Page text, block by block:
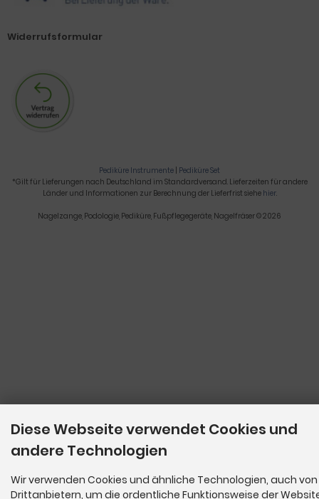
Widerrufsformular
Pediküre Instrumente | Pediküre Set
*Gilt für Lieferungen nach Deutschland im Standardversand. Lieferzeiten für andere
Länder und Informationen zur Berechnung der Lieferfrist siehe hier.
Nagelzange, Podologie, Pediküre, Fußpflegegeräte, Nagelfräser © 2026
Diese Webseite verwendet Cookies und
andere Technologien
Wir verwenden Cookies und ähnliche Technologien, auch von
Drittanbietern, um die ordentliche Funktionsweise der